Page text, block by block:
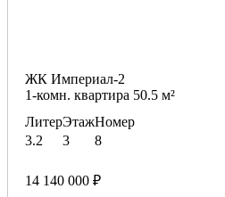
ЖК Империал-2
1-комн. квартира 50.5 м²
Литер
3.2
Этаж
3
Номер
8
14 140 000 ₽